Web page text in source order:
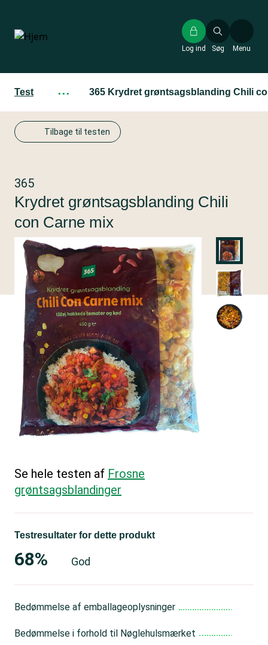
hovedindhold
Søg
Log ind Menu
Test ··· 365 Krydret grøntsagsblanding Chili
Tilbage til testen
365
Krydret grøntsagsblanding Chili
con Carne mix
Se hele testen af Frosne
grøntsagsblandinger
Testresultater for dette produkt
68% God
Bedømmelse af emballageoplysninger
Bedømmelse i forhold til Nøglehulsmærket